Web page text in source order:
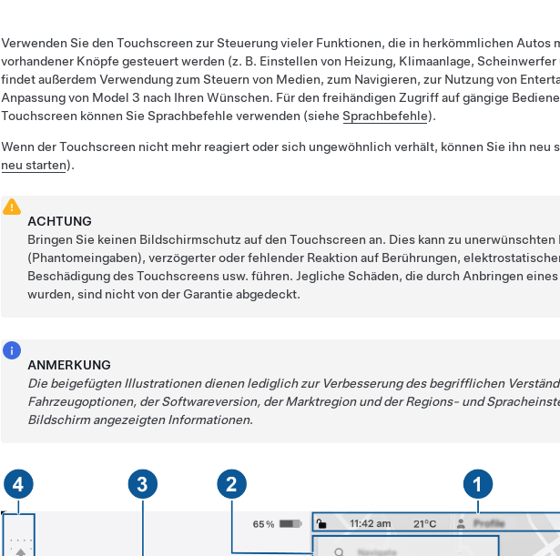
Verwenden Sie den Touchscreen zur Steuerung vieler Funktionen, die in herkömmlichen Autos
vorhandener Knöpfe gesteuert werden (z. B. Einstellen von Heizung, Klimaanlage, Scheinwerfer
findet außerdem Verwendung zum Steuern von Medien, zum Navigieren, zur Nutzung von
Anpassung von Model 3 nach Ihren Wünschen. Für den freihändigen Zugriff auf gängige
Touchscreen können Sie Sprachbefehle verwenden (siehe Sprachbefehle).
Wenn der Touchscreen nicht mehr reagiert oder sich ungewöhnlich verhält, können Sie ihn neu
neu starten).
ACHTUNG
Bringen Sie keinen Bildschirmschutz auf den Touchscreen an. Dies kann zu unerwünschten
(Phantomeingaben), verzögerter oder fehlender Reaktion auf Berührungen,
Beschädigung des Touchscreens usw. führen. Jegliche Schäden, die durch Anbringen
wurden, sind nicht von der Garantie abgedeckt.
ANMERKUNG
Die beigefügten Illustrationen dienen lediglich zur Verbesserung des begrifflichen
Fahrzeugoptionen, der Softwareversion, der Marktregion und der Regions- und
Bildschirm angezeigten Informationen.